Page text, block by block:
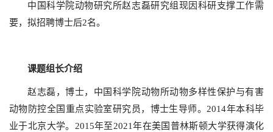
中国科学院动物研究所赵志磊研究组现因科研支撑工作需
要，拟招聘博士后2名。
课题组长介绍
赵志磊，博士，中国科学院动物所动物多样性保护与有害
动物防控全国重点实验室研究员，博士生导师。2014年本科毕
业于北京大学。2015年至2021年在美国普林斯顿大学获得演化